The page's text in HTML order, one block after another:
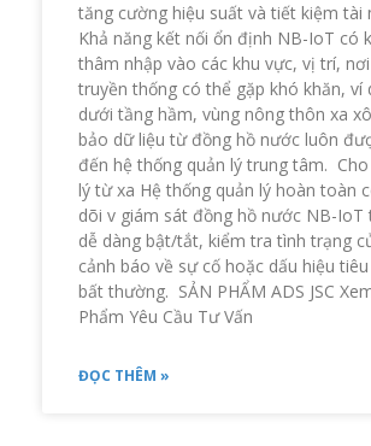
tăng cường hiệu suất và tiết kiệm tài
Khả năng kết nối ổn định NB-IoT có
thâm nhập vào các khu vực, vị trí,
truyền thống có thể gặp khó khăn, ví
dưới tầng hầm, vùng nông thôn xa
bảo dữ liệu từ đồng hồ nước luôn
đến hệ thống quản lý trung tâm.
lý từ xa Hệ thống quản lý hoàn toàn
dõi v giám sát đồng hồ nước NB-IoT
dễ dàng bật/tắt, kiểm tra tình trạng
cảnh báo về sự cố hoặc dấu hiệu
bất thường. SẢN PHẨM ADS JSC
Phẩm Yêu Cầu Tư Vấn
ĐỌC THÊM »